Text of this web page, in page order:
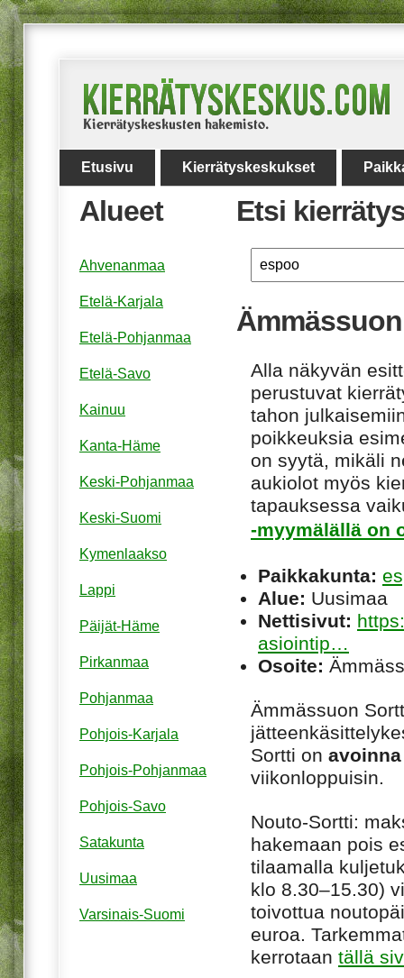
Etusivu Kierrätyskeskukset
Etsi
Alla näkyvän
perustuvat
tahon
poikkeuksia
on syytä, mikäli
aukiolot myös
tapauksessa
-myymälällä on
Paikkakunta:
Alue: Uusimaa
Nettisivut:
asiointip…
Osoite:
Ämmässuon
Sortti on
viikonloppuisin.
Nouto-Sortti:
hakemaan pois
tilaamalla
klo 8.30–15.30)
toivottua
euroa.
kerrotaan tällä
Alueet
Ahvenanmaa
Etelä-Karjala
Etelä-Pohjanmaa
Etelä-Savo
Kainuu
Kanta-Häme
Keski-Pohjanmaa
Keski-Suomi
Kymenlaakso
Lappi
Päijät-Häme
Pirkanmaa
Pohjanmaa
Pohjois-Karjala
Pohjois-Pohjanmaa
Pohjois-Savo
Satakunta
Uusimaa
Varsinais-Suomi